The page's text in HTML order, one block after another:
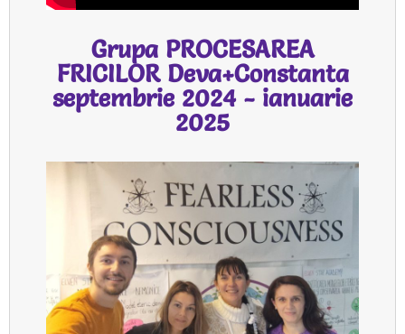
Grupa PROCESAREA
FRICILOR Deva+Constanta
septembrie 2024 - ianuarie
2025